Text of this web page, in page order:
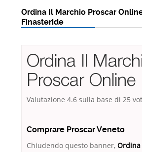
Ordina Il Marchio Proscar
Finasteride
Ordina Il
Proscar Online
Valutazione 4.6 sulla base di 25
Comprare Proscar Veneto
Chiudendo questo banner,